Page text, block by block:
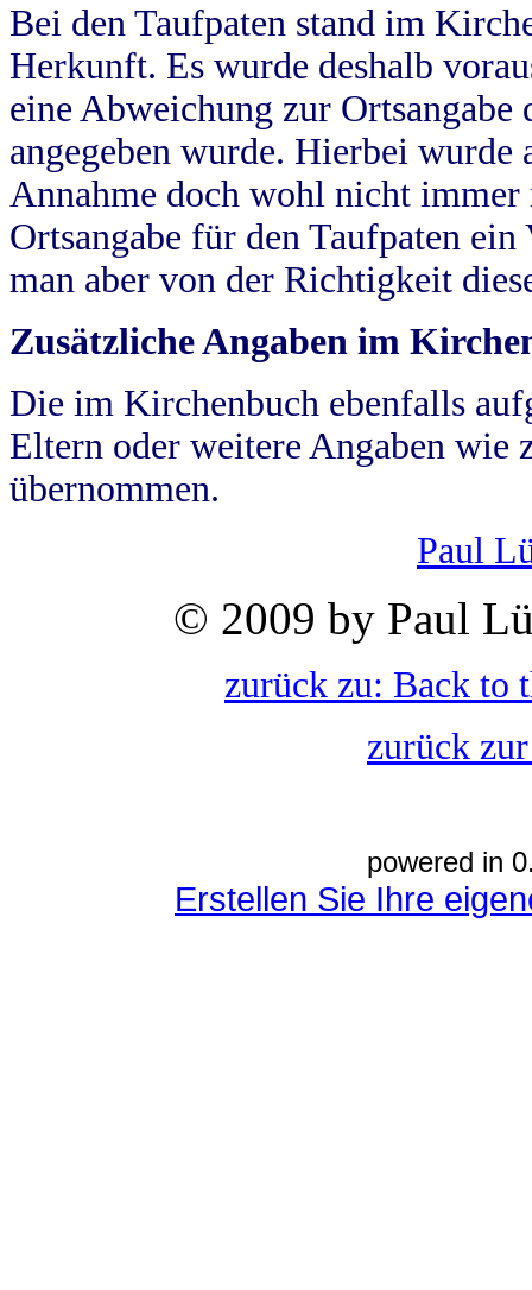
Bei den Taufpaten stand im
Herkunft. Es wurde deshalb
eine Abweichung zur
angegeben wurde. Hierbei wurde
Annahme doch wohl nicht
Ortsangabe für den Taufpaten
man aber von der Richtigkeit
Zusätzliche Angaben im
Die im Kirchenbuch ebenfalls
Eltern oder weitere Angaben wie
übernommen.
Paul
© 2009 by Paul
zurück zu: Back to
zurück
powered in
Erstellen Sie Ihre